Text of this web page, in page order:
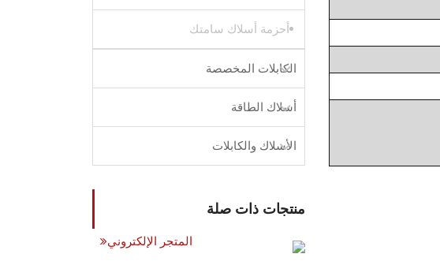
أحزمة أسلاك سامتك
الكابلات المخصصة
أسلاك الطاقة
الأسلاك والكابلات
منتجات ذات صلة
المتجر الإلكتروني